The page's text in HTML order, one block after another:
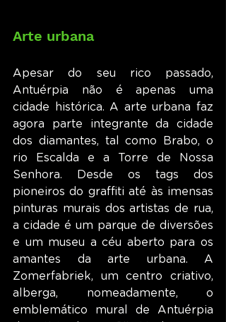
Arte urbana
Apesar do seu rico passado,
Antuérpia não é apenas uma
cidade histórica. A arte urbana faz
agora parte integrante da cidade
dos diamantes, tal como Brabo, o
rio Escalda e a Torre de Nossa
Senhora. Desde os tags dos
pioneiros do graffiti até às imensas
pinturas murais dos artistas de rua,
a cidade é um parque de diversões
e um museu a céu aberto para os
amantes da arte urbana. A
Zomerfabriek, um centro criativo,
alberga, nomeadamente, o
emblemático mural de Antuérpia